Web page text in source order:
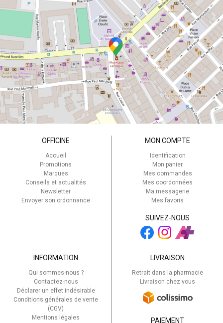
OFFICINE
Accueil
Promotions
Marques
Conseils et actualités
Newsletter
Envoyer son ordonnance
MON COMPTE
Identification
Mon panier
Mes commandes
Mes coordonnées
Ma messagerie
Mes favoris
SUIVEZ-NOUS
INFORMATION
Qui sommes-nous ?
Contactez-nous
Déclarer un effet indésirable
Conditions générales de vente
(CGV)
Mentions légales
LIVRAISON
Retrait dans la pharmacie
Livraison chez vous
PAIEMENT